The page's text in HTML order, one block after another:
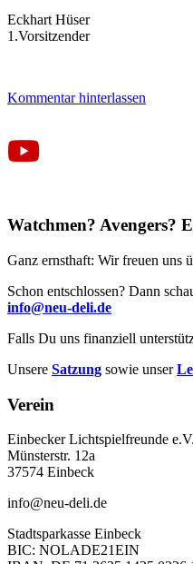
Eckhart Hüser
1.Vorsitzender
Kommentar hinterlassen
Watchmen? Avengers?
Ganz ernsthaft: Wir freuen uns
Schon entschlossen? Dann
info@neu-deli.de
Falls Du uns finanziell
Unsere Satzung sowie unser
Verein
Einbecker Lichtspielfreunde e.V.
Münsterstr. 12a
37574 Einbeck
info@neu-deli.de
Stadtsparkasse Einbeck
BIC: NOLADE21EIN